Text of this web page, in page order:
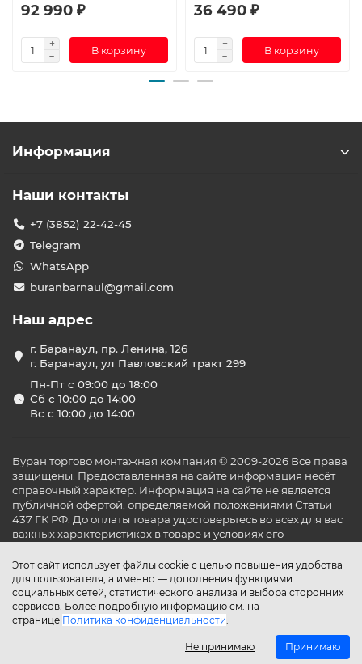
92 990 ₽
В корзину
36 490 ₽
В корзину
Этот сайт использует файлы cookie с целью повышения удобства
для пользователя, а именно — дополнения функциями
социальных сетей, статистического анализа и выбора сторонних
сервисов. Более подробную информацию см. на
странице Политика конфиденциальности.
Не принимаю Принимаю
Информация
Наши контакты
+7 (3852) 22-42-45
Telegram
WhatsApp
buranbarnaul@gmail.com
Наш адрес
г. Баранаул, пр. Ленина, 126
г. Баранаул, ул Павловский тракт 299
Пн-Пт с 09:00 до 18:00
Сб с 10:00 до 14:00
Вс с 10:00 до 14:00
Буран торгово монтажная компания © 2009-2026 Все права
защищены. Предоставленная на сайте информация несёт
справочный характер. Информация на сайте не является
публичной офертой, определяемой положениями Статьи
437 ГК РФ. До оплаты товара удостоверьтесь во всех для вас
важных характеристиках в товаре и условиях его